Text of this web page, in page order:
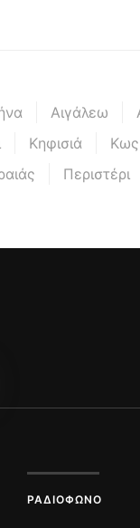
Αιγάλεω
Κηφισιά Κως
Περιστέρι
ΡΑΔΙΌΦΩΝΟ